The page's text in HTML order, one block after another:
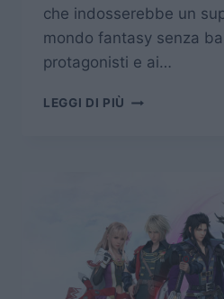
che indosserebbe un
mondo fantasy senza
protagonisti e ai…
LEGGI DI PIÙ MOBIUS
CREAZIONE
DEI
PERSONAGGI